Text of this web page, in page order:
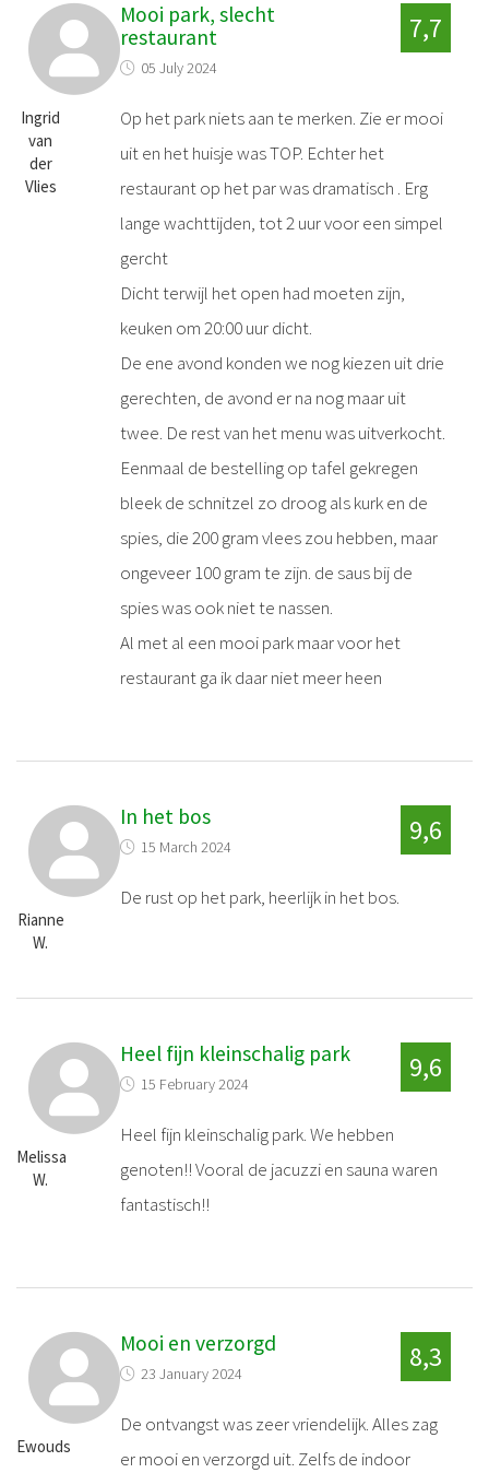
Ingrid
van
der
Vlies
Mooi park, slecht
restaurant
05 July 2024
7,7
Op het park niets aan te merken. Zie er mooi
uit en het huisje was TOP. Echter het
restaurant op het par was dramatisch . Erg
lange wachttijden, tot 2 uur voor een simpel
gercht
Dicht terwijl het open had moeten zijn,
keuken om 20:00 uur dicht.
De ene avond konden we nog kiezen uit drie
gerechten, de avond er na nog maar uit
twee. De rest van het menu was uitverkocht.
Eenmaal de bestelling op tafel gekregen
bleek de schnitzel zo droog als kurk en de
spies, die 200 gram vlees zou hebben, maar
ongeveer 100 gram te zijn. de saus bij de
spies was ook niet te nassen.
Al met al een mooi park maar voor het
restaurant ga ik daar niet meer heen
Rianne
W.
In het bos
15 March 2024
9,6
De rust op het park, heerlijk in het bos.
Melissa
W.
Heel fijn kleinschalig park
15 February 2024
9,6
Heel fijn kleinschalig park. We hebben
genoten!! Vooral de jacuzzi en sauna waren
fantastisch!!
Ewouds
Mooi en verzorgd
23 January 2024
8,3
De ontvangst was zeer vriendelijk. Alles zag
er mooi en verzorgd uit. Zelfs de indoor